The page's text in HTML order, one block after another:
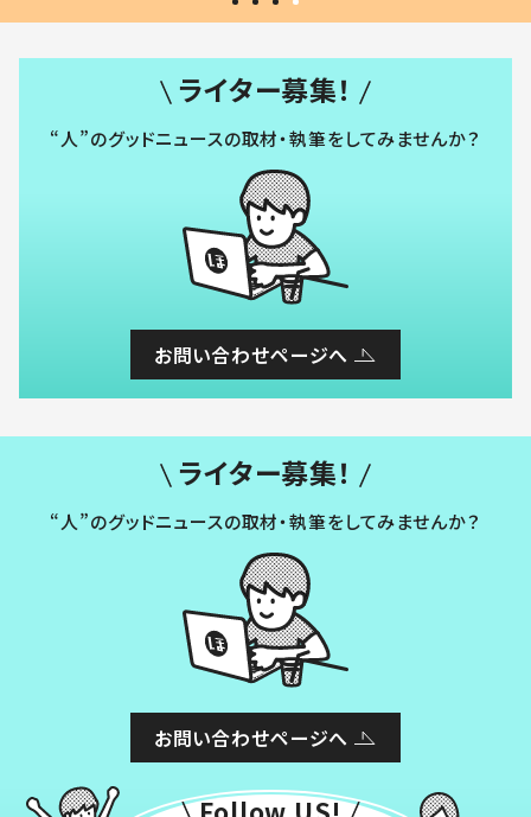
ライター募集！
“人”のグッドニュースの取材・執筆をしてみませんか？
お問い合わせページへ
ライター募集！
“人”のグッドニュースの取材・執筆をしてみませんか？
お問い合わせページへ